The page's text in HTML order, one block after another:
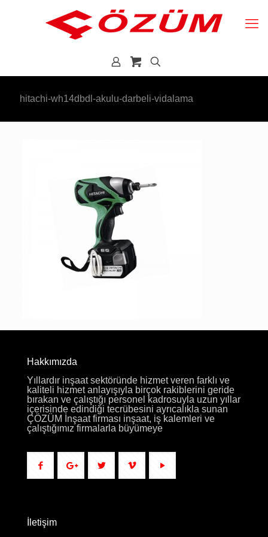
hitachi-wh14dbdl-akulu-darbeli-vidalama
Hakkımızda
Yıllardır inşaat sektöründe hizmet veren farklı ve
kaliteli hizmet anlayışıyla birçok rakiblerini geride
bırakan ve çalıştığı personel kadrosuyla uzun yıllar
içerisinde edindiği tecrübesini ayrıcalıkla sunan
ÇÖZÜM İnşaat firması inşaat, iş kalemleri ve
çalıştığımız firmalarla büyümeye
İletişim